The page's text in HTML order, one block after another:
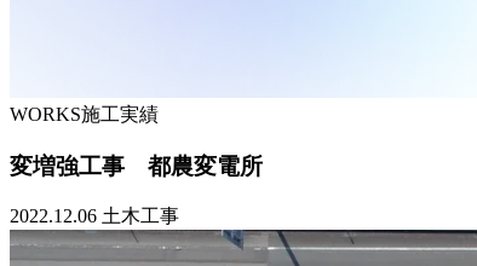
WORKS施工実績
変増強工事 都農変電所
2022.12.06 土木工事